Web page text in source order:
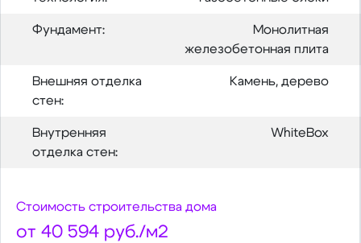
Фундамент:
Монолитная
железобетонная плита
Внешняя отделка
стен:
Камень, дерево
Внутренняя
отделка стен:
WhiteBox
Стоимость строительства дома
от 40 594 руб./м2